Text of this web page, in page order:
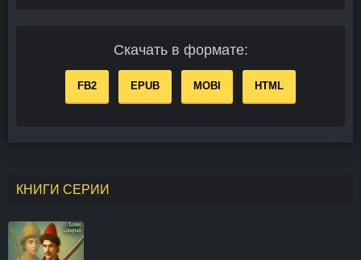
Скачать в формате:
FB2 EPUB MOBI HTML
КНИГИ СЕРИИ